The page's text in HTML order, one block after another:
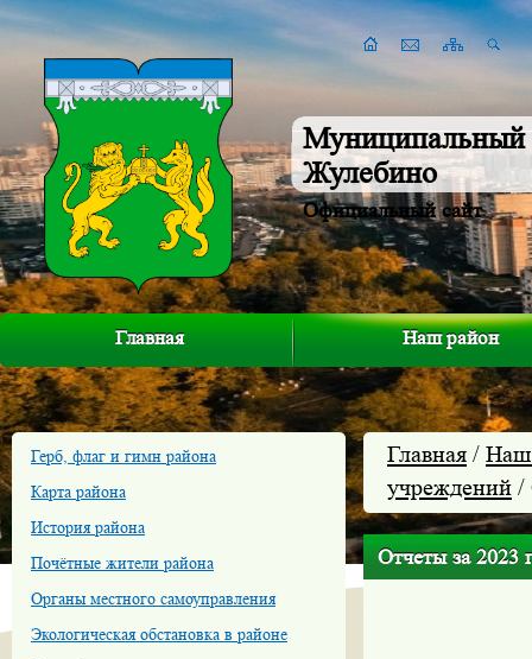
Муниципальный
Жулебино
Официальный сайт
Главная Наш район
Герб, флаг и гимн района
Карта района
История района
Почётные жители района
Органы местного самоуправления
Экологическая обстановка в районе
Главная / Наш
учреждений /
Отчеты за 2023